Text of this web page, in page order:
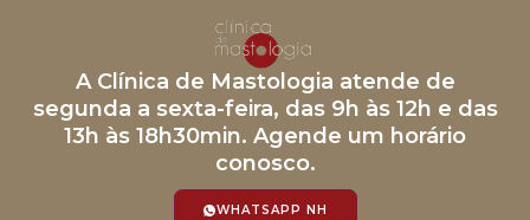
A Clínica de Mastologia atende de
segunda a sexta-feira, das 9h às 12h e das
13h às 18h30min. Agende um horário
conosco.
WHATSAPP NH